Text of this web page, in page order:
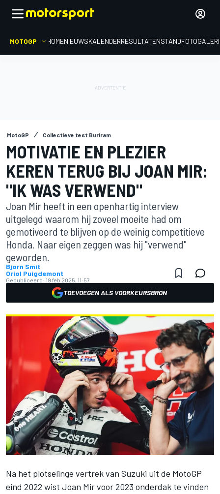
MOTOGP HOMENIEUWSKALENDERRESULTATENSTAND
MotoGP Collectieve test Buriram
MOTIVATIE EN PLEZIER
KEREN TERUG BIJ JOAN MIR:
"IK WAS VERWEND"
Joan Mir heeft in een openhartig interview
uitgelegd waarom hij zoveel moeite had om
gemotiveerd te blijven op de weinig competitieve
Honda. Naar eigen zeggen was hij "verwend"
geworden.
Bjorn Smit
Oriol Puigdemont
Gepubliceerd: 19 feb 2025, 11:57
TOEVOEGEN ALS VOORKEURSBRON
Na het plotselinge vertrek van Suzuki uit de MotoGP
eind 2022 wist Joan Mirvoor 2023 onderdak te vinden